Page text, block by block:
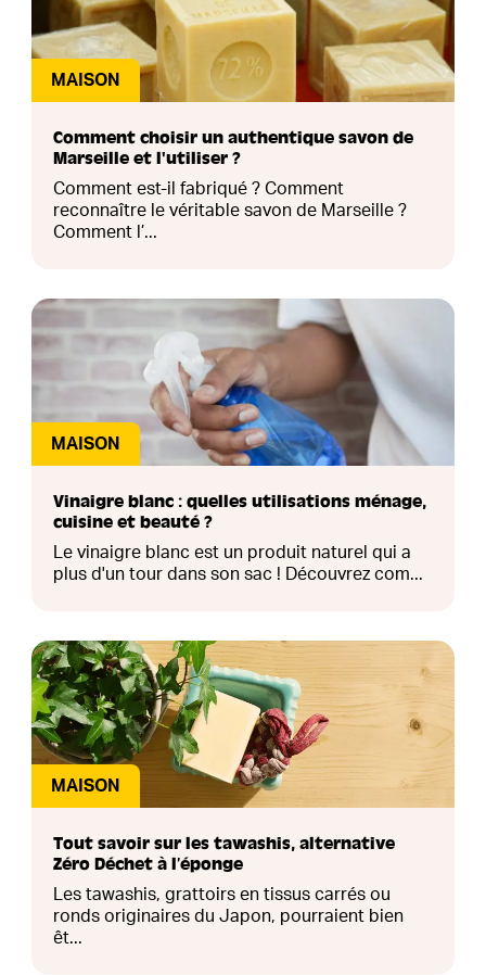
MAISON
Comment choisir un authentique savon de
Marseille et l'utiliser ?
Comment est-il fabriqué ? Comment
reconnaître le véritable savon de Marseille ?
Comment l’...
MAISON
Vinaigre blanc : quelles utilisations ménage,
cuisine et beauté ?
Le vinaigre blanc est un produit naturel qui a
plus d'un tour dans son sac ! Découvrez com...
MAISON
Tout savoir sur les tawashis, alternative
Zéro Déchet à l’éponge
Les tawashis, grattoirs en tissus carrés ou
ronds originaires du Japon, pourraient bien
êt...